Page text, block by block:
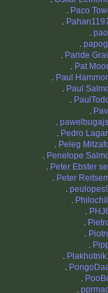
. Paco
.
.
.
. Paride
. Pat
. Paul
. Paul
.
.
.
. Pedro
. Peleg
. Penelope
. Peter Ebster
. Peter
.
.
.
.
.
.
.
.
.
.